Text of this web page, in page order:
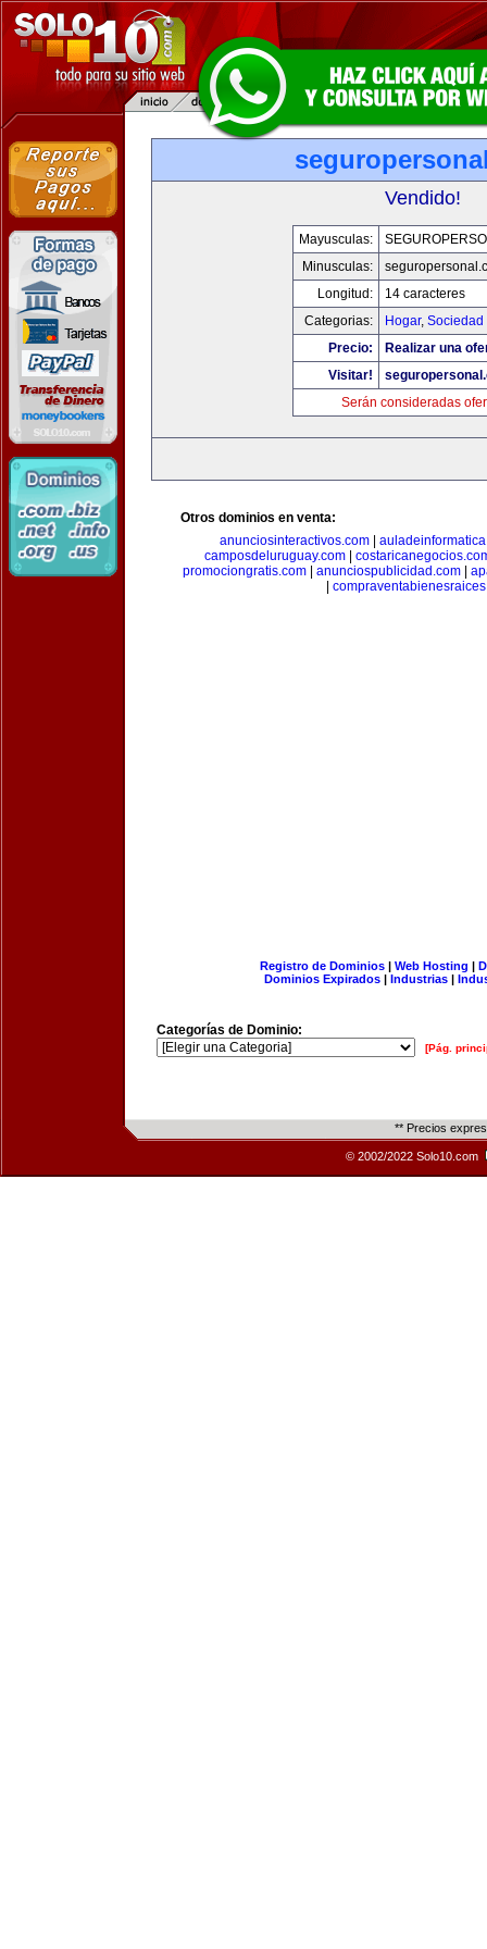
Vendido!
Mayusculas:
Minusculas:
Longitud:
14 caracteres
Categorias:
Hogar, Sociedad
Precio:
Realizar una
Visitar!
Serán consideradas
Otros dominios en venta:
anunciosinteractivos.com|
camposdeluruguay.com|
promociongratis.com
anunciospublicidad.com
Registro de Dominios| Web Hosting |
Dominios Expirados | Industrias |
Categorías de Dominio:
[Pág.
** Precios
© 2002/2022 Solo10.com